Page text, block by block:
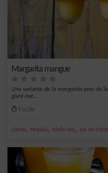
Margarita mangue
Une variante de la margarita avec de
givré ave...
Facile
citron, tequila, triple sec, jus de